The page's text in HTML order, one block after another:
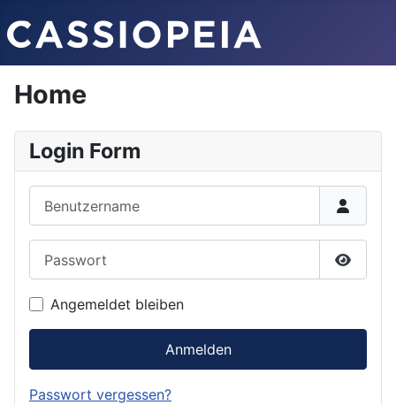
Login Form
Angemeldet bleiben
Anmelden
Passwort vergessen?
Home